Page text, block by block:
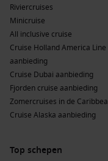
Riviercruises
Minicruise
All inclusive cruise
Cruise Holland America Line
aanbieding
Cruise Dubai aanbieding
Fjorden cruise aanbieding
Zomercruises in de
Cruise Alaska aanbieding
Top schepen